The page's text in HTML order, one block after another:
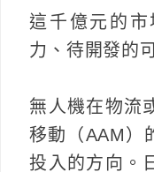
這千億元的
力、待開發的
無人機在物流
移動（AAM）
投入的方向。